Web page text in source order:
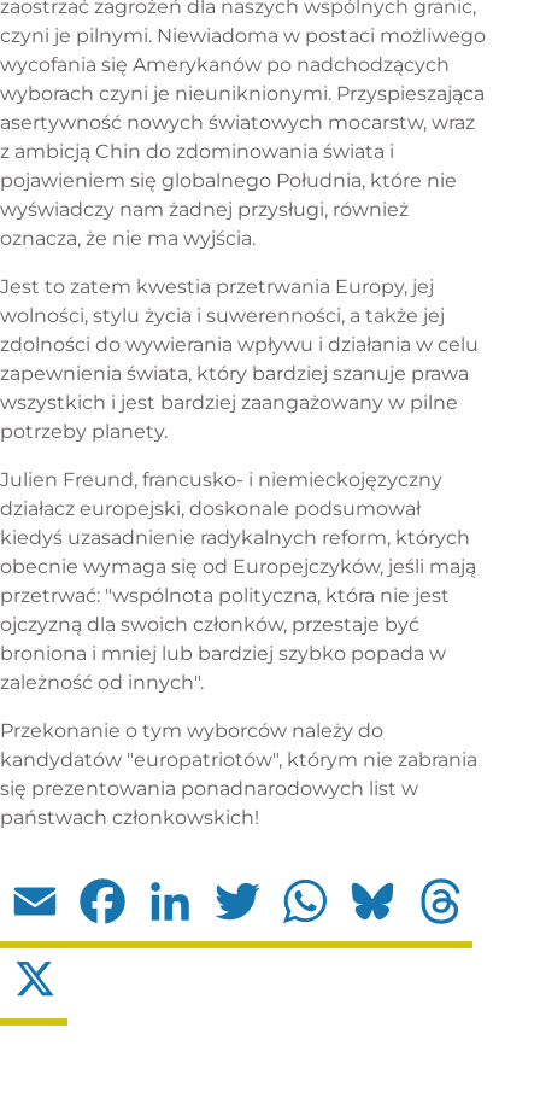
zaostrzać zagrożeń dla naszych wspólnych granic,
czyni je pilnymi. Niewiadoma w postaci możliwego
wycofania się Amerykanów po nadchodzących
wyborach czyni je nieuniknionymi. Przyspieszająca
asertywność nowych światowych mocarstw, wraz
z ambicją Chin do zdominowania świata i
pojawieniem się globalnego Południa, które nie
wyświadczy nam żadnej przysługi, również
oznacza, że nie ma wyjścia.
Jest to zatem kwestia przetrwania Europy, jej
wolności, stylu życia i suwerenności, a także jej
zdolności do wywierania wpływu i działania w celu
zapewnienia świata, który bardziej szanuje prawa
wszystkich i jest bardziej zaangażowany w pilne
potrzeby planety.
Julien Freund, francusko- i niemieckojęzyczny
działacz europejski, doskonale podsumował
kiedyś uzasadnienie radykalnych reform, których
obecnie wymaga się od Europejczyków, jeśli mają
przetrwać: "wspólnota polityczna, która nie jest
ojczyzną dla swoich członków, przestaje być
broniona i mniej lub bardziej szybko popada w
zależność od innych".
Przekonanie o tym wyborców należy do
kandydatów "europatriotów", którym nie zabrania
się prezentowania ponadnarodowych list w
państwach członkowskich!
Email Facebook LinkedIn Twitter WhatsApp Bluesky